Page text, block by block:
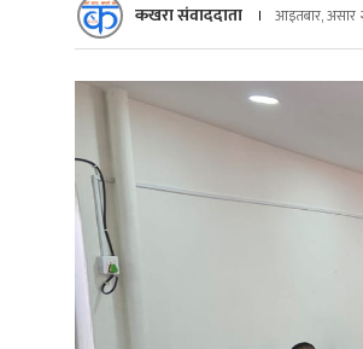
कखरा संवाददाता आइतबार, असार